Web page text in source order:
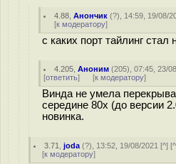
4.88 ,Анончик (?), 14:59, 19/08/
[к модератору]
с каких порт тайлинг стал
4.205 ,Аноним (205), 07:45, 23/
[ответить] [к модератору]
Винда не умела
середине 80х (до версии
новинка.
3.71 ,joda (?), 13:52, 19/08/2021 [^] [
[к модератору]